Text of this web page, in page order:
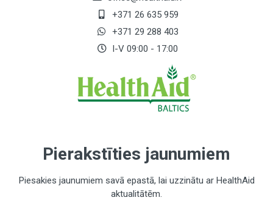
Riboflavīns (vitamīns B2)
10 mg NE / 63%
Folskābe
+371 26 635 959
+371 29 288 403
I-V 09:00 - 17:00
Pierakstīties jaunumiem
Piesakies jaunumiem savā epastā, lai uzzinātu ar HealthAid
aktualitātēm.